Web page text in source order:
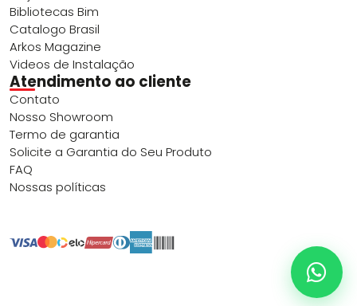
Bibliotecas Bim
Catalogo Brasil
Arkos Magazine
Videos de Instalação
Atendimento ao cliente
Contato
Nosso Showroom
Termo de garantia
Solicite a Garantia do Seu Produto
FAQ
Nossas políticas